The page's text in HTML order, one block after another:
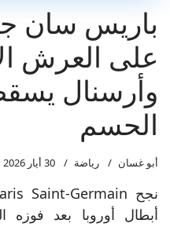
باريس سان
على العرش
وأرسنال
الحسم
أبو غسان رياضة 30 أيار 2026